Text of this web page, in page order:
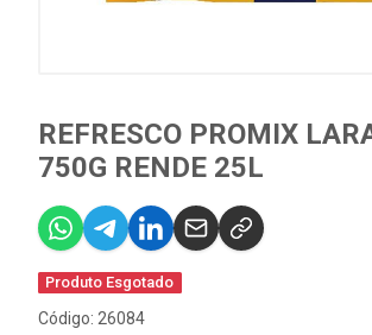
REFRESCO PROMIX
750G RENDE 25L
Produto Esgotado
Código: 26084